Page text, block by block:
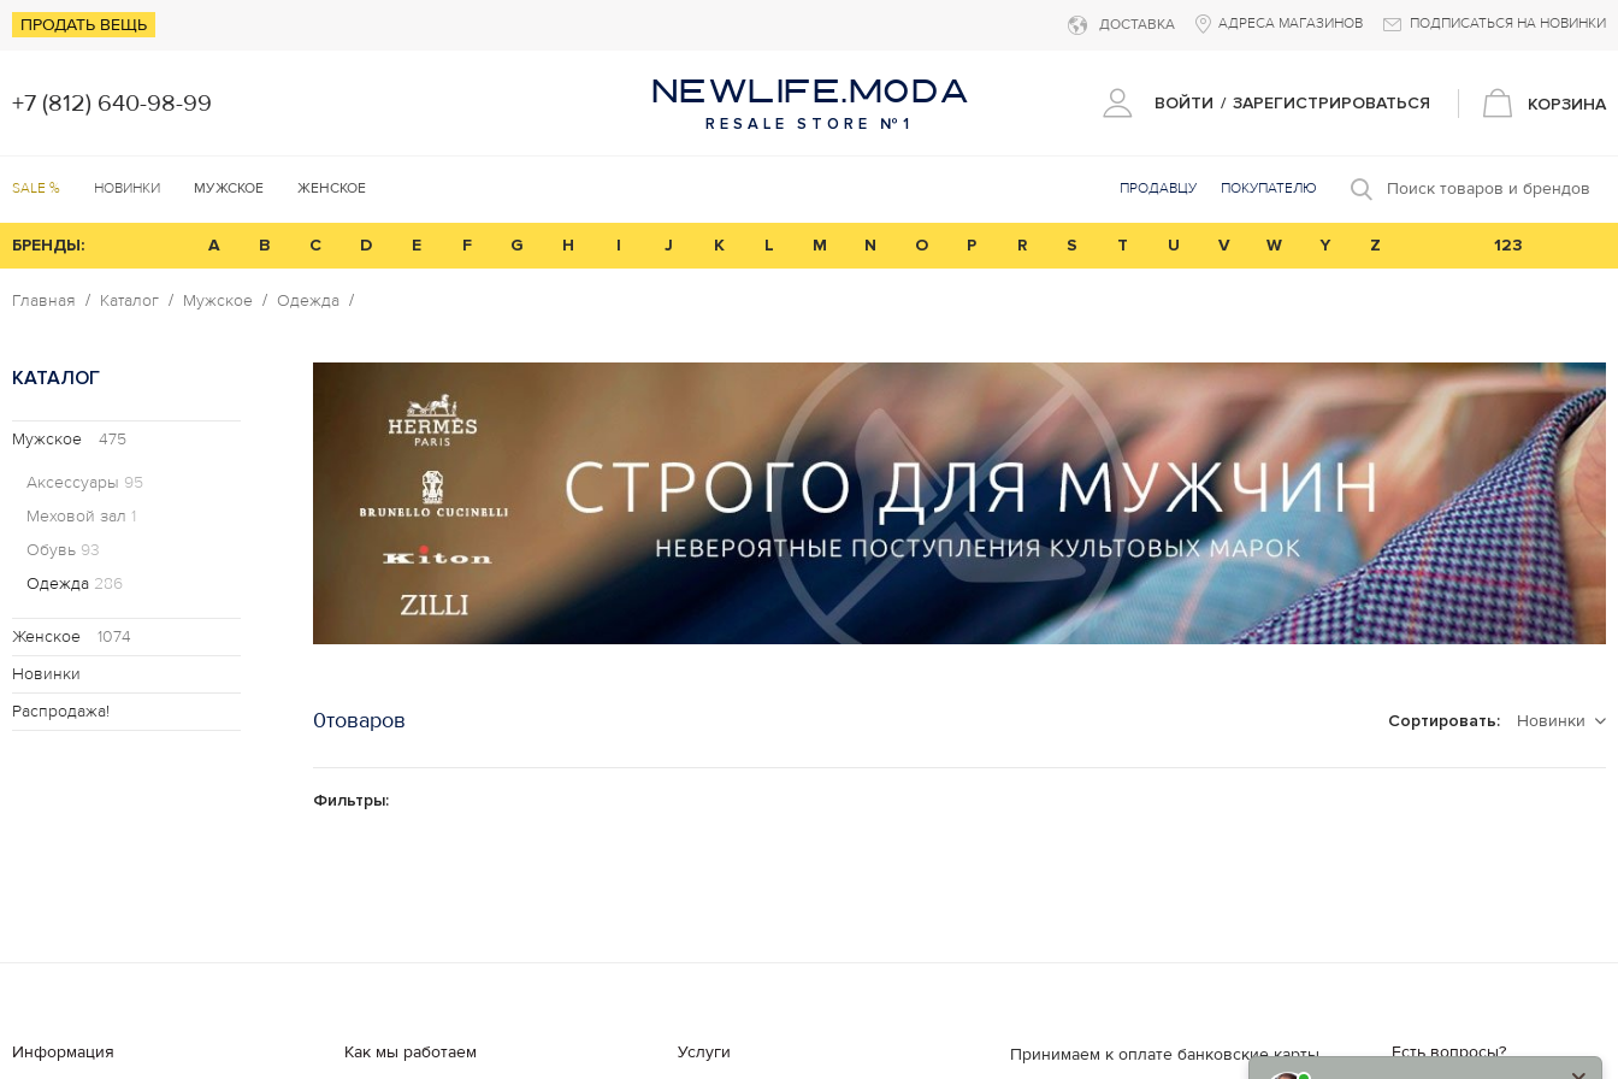
ПРОДАТЬ ВЕЩЬ ДОСТАВКА АДРЕСА МАГАЗИНОВ ПОДПИСАТЬСЯ НА НОВИНКИ
+7 (812) 640-98-99 NEWLIFE.MODA
RESALE STORE №1
ВОЙТИ / ЗАРЕГИСТРИРОВАТЬСЯ КОРЗИНА
SALE % НОВИНКИ МУЖСКОЕ ЖЕНСКОЕ ПРОДАВЦУ ПОКУПАТЕЛЮ Поиск товаров и брендов
БРЕНДЫ: A B C D E F G H I J K L M N O P R S T U V W Y Z 123
Главная Каталог Мужское Одежда
КАТАЛОГ
Мужское 475
Аксессуары 95
Меховой зал 1
Обувь 93
Одежда 286
Женское
1074
Новинки
Распродажа!
0товаров Сортировать: Новинки
Фильтры:
Информация
Как мы работаем
Услуги
Принимаем к оплате банковские карты.
Есть вопросы?